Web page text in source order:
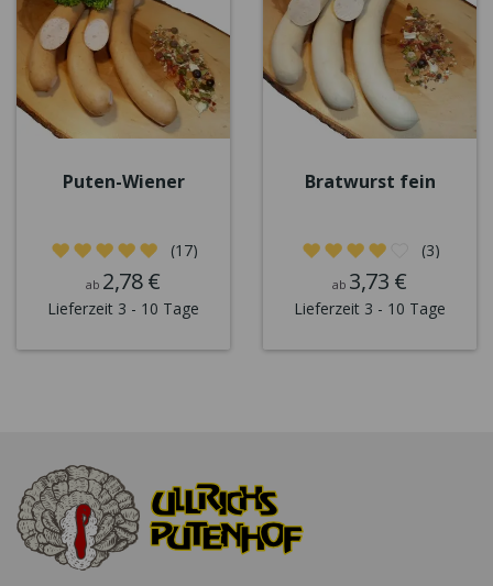
Puten-Wiener
(17)
ab 2,78 €
Lieferzeit 3 - 10 Tage
Bratwurst fein
(3)
ab 3,73 €
Lieferzeit 3 - 10 Tage